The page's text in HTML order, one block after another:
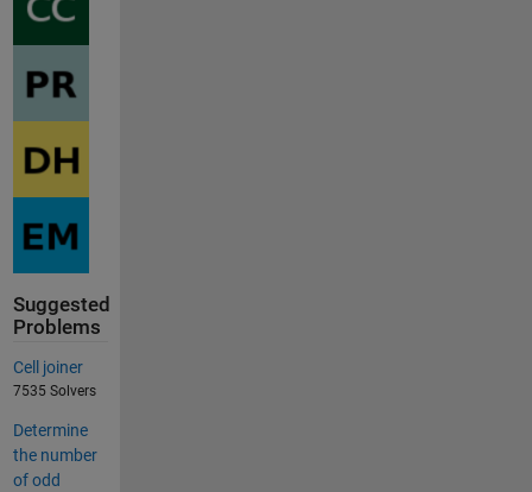
Suggested
Problems
Cell joiner
7535 Solvers
Determine
the number
of odd